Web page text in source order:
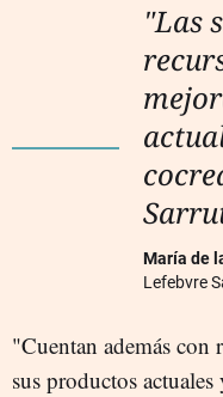
"Las
María de
Lefebvre
"Cuentan además con
sus productos